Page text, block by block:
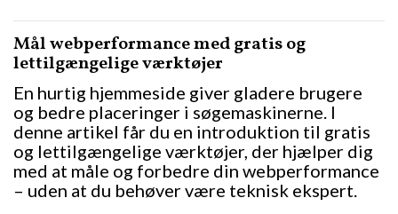
Mål webperformance med gratis og
lettilgængelige værktøjer
En hurtig hjemmeside giver gladere brugere
og bedre placeringer i søgemaskinerne. I
denne artikel får du en introduktion til gratis
og lettilgængelige værktøjer, der hjælper dig
med at måle og forbedre din webperformance
– uden at du behøver være teknisk ekspert.